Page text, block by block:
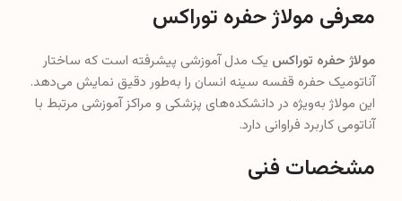
معرفی مولاژ حفره توراکس
مولاژ حفره توراکس یک مدل آموزشی پیشرفته است که ساختار
آناتومیک حفره قفسه سینه انسان را به‌طور دقیق نمایش می‌دهد.
این مولاژ به‌ویژه در دانشکده‌های پزشکی و مراکز آموزشی مرتبط با
آناتومی کاربرد فراوانی دارد.
مشخصات فنی